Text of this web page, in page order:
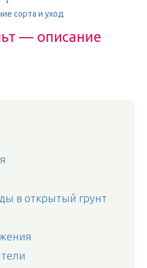
сорта и уход
— описание
в открытый грунт